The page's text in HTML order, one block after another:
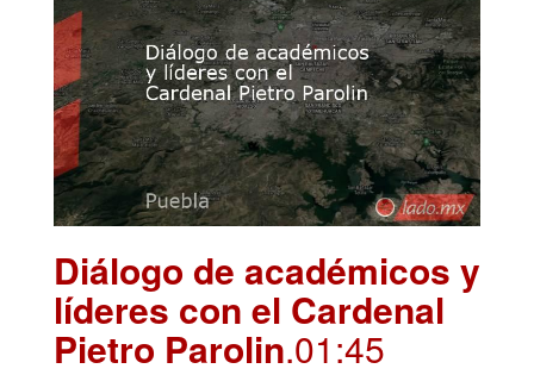
Diálogo de académicos y
líderes con el Cardenal
Pietro Parolin.01:45